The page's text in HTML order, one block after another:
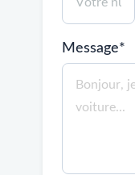
Message*